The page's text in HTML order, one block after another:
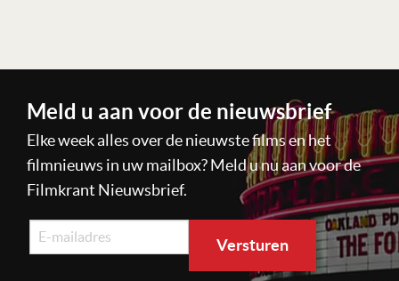
Meld u aan voor de nieuwsbrief
Elke week alles over de nieuwste films en het
filmnieuws in uw mailbox? Meld u nu aan voor de
Filmkrant Nieuwsbrief.